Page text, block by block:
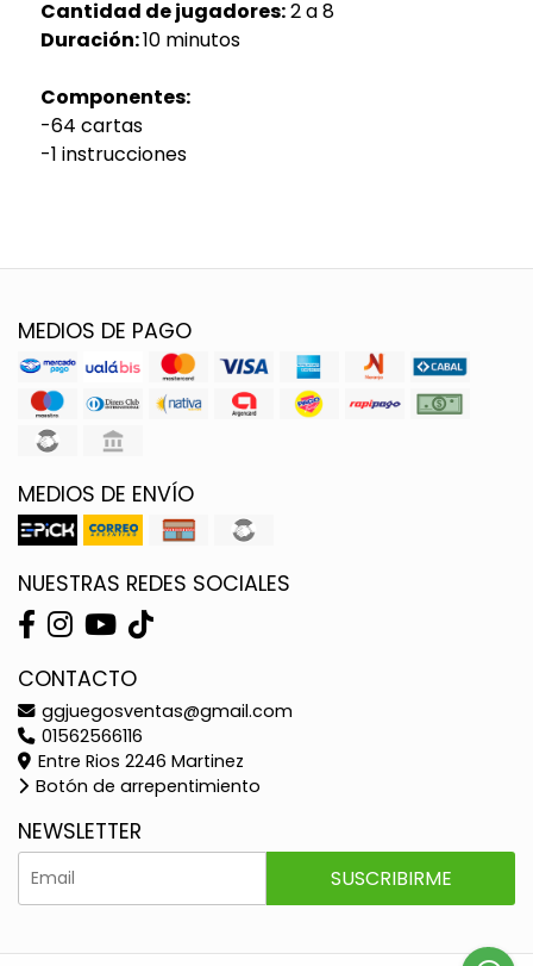
Cantidad de jugadores:2 a 8
Duración:10 minutos
Componentes:
-64 cartas
-1 instrucciones
MEDIOS DE PAGO
MEDIOS DE ENVÍO
NUESTRAS REDES SOCIALES
CONTACTO
ggjuegosventas@gmail.com
01562566116
Entre Rios 2246 Martinez
Botón de arrepentimiento
NEWSLETTER
SUSCRIBIRME